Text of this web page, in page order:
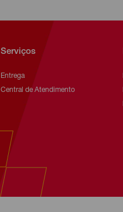
Serviços
Entrega
Central de Atendimento